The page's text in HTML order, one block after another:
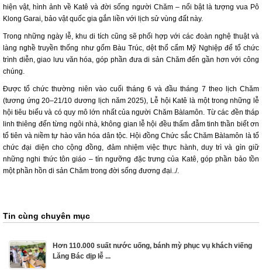
hiện vật, hình ảnh về Katê và đời sống người Chăm – nổi bật là tượng vua Pô
Klong Garai, bảo vật quốc gia gắn liền với lịch sử vùng đất này.
Trong những ngày lễ, khu di tích cũng sẽ phối hợp với các đoàn nghệ thuật và
làng nghề truyền thống như gốm Bàu Trúc, dệt thổ cẩm Mỹ Nghiệp để tổ chức
trình diễn, giao lưu văn hóa, góp phần đưa di sản Chăm đến gần hơn với công
chúng.
Được tổ chức thường niên vào cuối tháng 6 và đầu tháng 7 theo lịch Chăm
(tương ứng 20–21/10 dương lịch năm 2025), Lễ hội Katê là một trong những lễ
hội tiêu biểu và có quy mô lớn nhất của người Chăm Bàlamôn. Từ các đền tháp
linh thiêng đến từng ngôi nhà, không gian lễ hội đều thấm đẫm tinh thần biết ơn
tổ tiên và niềm tự hào văn hóa dân tộc. Hội đồng Chức sắc Chăm Bàlamôn là tổ
chức đại diện cho cộng đồng, đảm nhiệm việc thực hành, duy trì và gìn giữ
những nghi thức tôn giáo – tín ngưỡng đặc trưng của Katê, góp phần bảo tồn
một phần hồn di sản Chăm trong đời sống đương đại../.
Tin cùng chuyên mục
Hơn 110.000 suất nước uống, bánh mỳ phục vụ khách viếng
Lăng Bác dịp lễ ...